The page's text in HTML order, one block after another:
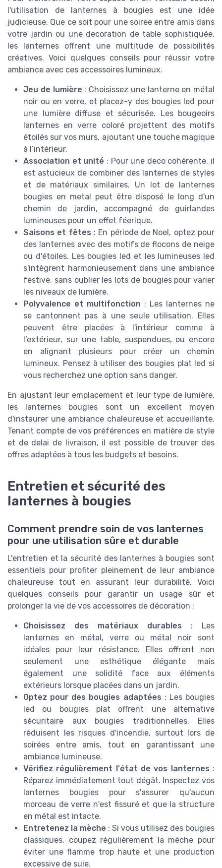
l'utilisation de lanternes à bougies est une idée
judicieuse. Que ce soit pour une soiree entre amis dans
votre jardin ou une decoration de table sophistiquée,
les lanternes offrent une multitude de possibilités
créatives. Voici quelques conseils pour réussir votre
ambiance avec ces accessoires lumineux.
Jeu de lumière : Choisissez une lanterne en métal
noir ou en verre, et placez-y des bougies led pour
une lumière diffuse et sécurisée. Les bougeoirs
lanternes en verre coloré projettent des motifs
étoilés sur vos murs, ajoutant une touche magique
à l’intérieur.
Association et unité : Pour une deco cohérente, il
est astucieux de combiner des lanternes de styles
et de matériaux similaires. Un lot de lanternes
bougies en metal peut être disposé le long d'un
chemin de jardin, accompagné de guirlandes
lumineuses pour un effet féerique.
Saisons et fêtes : En période de Noel, optez pour
des lanternes avec des motifs de flocons de neige
ou d'étoiles. Les bougies led et les lumineuses led
s'intègrent harmonieusement dans une ambiance
festive, sans oublier les lots de bougies pour varier
les niveaux de lumière.
Polyvalence et multifonction : Les lanternes ne
se cantonnent pas à une seule utilisation. Elles
peuvent être placées à l'intérieur comme à
l’extérieur, sur une table, suspendues, ou encore
en alignant plusieurs pour créer un chemin
lumineux. Pensez à utiliser des bougies plat led si
vous recherchez une option sans danger.
En ajustant leur emplacement et leur type de lumière,
les lanternes bougies sont un excellent moyen
d'instaurer une ambiance chaleureuse et accueillante.
Tenant compte de vos préférences en matière de style
et de delai de livraison, il est possible de trouver des
offres adaptées à tous les budgets et besoins.
Entretien et sécurité des
lanternes à bougies
Comment prendre soin de vos lanternes
pour une utilisation sûre et durable
L'entretien et la sécurité des lanternes à bougies sont
essentiels pour profiter pleinement de leur ambiance
chaleureuse tout en assurant leur durabilité. Voici
quelques conseils pour garantir un usage sûr et
prolonger la vie de vos accessoires de décoration :
Choisissez des matériaux durables : Les
lanternes en métal, verre ou métal noir sont
idéales pour leur résistance. Elles offrent non
seulement une esthétique élégante mais
également une solidité face aux éléments
extérieurs lorsque placées dans un jardin.
Optez pour des bougies adaptées : Les bougies
led ou bougies plat offrent une alternative
sécuritaire aux bougies traditionnelles. Elles
réduisent les risques d'incendie, surtout lors de
soirées entre amis, tout en garantissant une
ambiance lumineuse.
Vérifiez régulièrement l'état de vos lanternes :
Réparez immédiatement tout dégât. Inspectez vos
lanternes bougies pour s'assurer qu'aucun
morceau de verre n'est fissuré et que la structure
en métal est intacte.
Entretenez la mèche : Si vous utilisez des bougies
classiques, coupez régulièrement la mèche pour
éviter une flamme trop haute et une production
excessive de suie.